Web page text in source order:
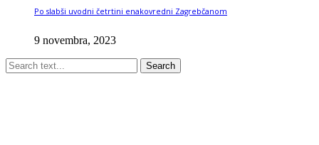
Po slabši uvodni četrtini enakovredni Zagrebčanom
9 novembra, 2023
Search